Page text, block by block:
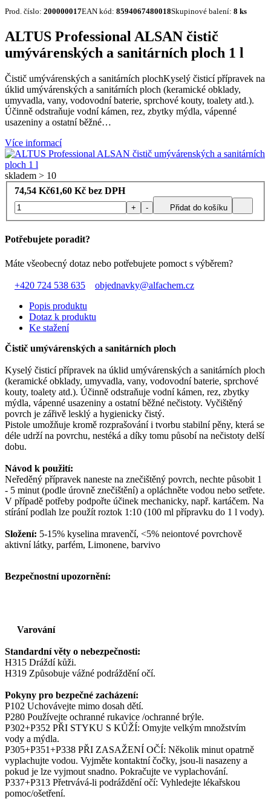
Prod. číslo: 200000017EAN kód: 8594067480018Skupinové balení: 8 ks
ALTUS Professional ALSAN čistič
umývárenských a sanitárních ploch 1 l
Čistič umývárenských a sanitárních plochKyselý čisticí přípravek na
úklid umývárenských a sanitárních ploch (keramické obklady,
umyvadla, vany, vodovodní baterie, sprchové kouty, toalety atd.).
Účinně odstraňuje vodní kámen, rez, zbytky mýdla, vápenné
usazeniny a ostatní běžné…
Více informací
skladem > 10
74,54 Kč61,60 Kč bez DPH
+ - Přidat do košíku
Potřebujete poradit?
Máte všeobecný dotaz nebo potřebujete pomoct s výběrem?
+420 724 538 635
objednavky@alfachem.cz
Popis produktu
Dotaz k produktu
Ke stažení
Čistič umývárenských a sanitárních ploch
Kyselý čisticí přípravek na úklid umývárenských a sanitárních ploch
(keramické obklady, umyvadla, vany, vodovodní baterie, sprchové
kouty, toalety atd.). Účinně odstraňuje vodní kámen, rez, zbytky
mýdla, vápenné usazeniny a ostatní běžné nečistoty. Vyčištěný
povrch je zářivě lesklý a hygienicky čistý.
Pistole umožňuje kromě rozprašování i tvorbu stabilní pěny, která se
déle udrží na povrchu, nestéká a díky tomu působí na nečistoty delší
dobu.
Návod k použití:
Neředěný přípravek naneste na znečištěný povrch, nechte působit 1
- 5 minut (podle úrovně znečištění) a opláchněte vodou nebo setřete.
V případě potřeby podpořte účinek mechanicky, např. kartáčem. Na
stírání podlah lze použít roztok 1:10 (100 ml přípravku do 1 l vody).
Složení: 5-15% kyselina mravenčí, <5% neiontové povrchově
aktivní látky, parfém, Limonene, barvivo
Bezpečnostní upozornění:
Varování
Standardní věty o nebezpečnosti:
H315 Dráždí kůži.
H319 Způsobuje vážné podráždění očí.
Pokyny pro bezpečné zacházení:
P102 Uchovávejte mimo dosah dětí.
P280 Používejte ochranné rukavice /ochranné brýle.
P302+P352 PŘI STYKU S KŮŽÍ: Omyjte velkým množstvím
vody a mýdla.
P305+P351+P338 PŘI ZASAŽENÍ OČÍ: Několik minut opatrně
vyplachujte vodou. Vyjměte kontaktní čočky, jsou-li nasazeny a
pokud je lze vyjmout snadno. Pokračujte ve vyplachování.
P337+P313 Přetrvává-li podráždění očí: Vyhledejte lékařskou
pomoc/ošetření.